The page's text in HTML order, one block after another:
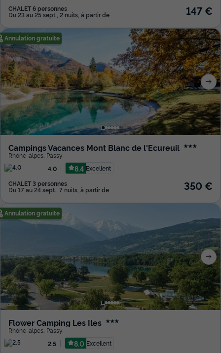
CHALET 6 personnes
Du 23 au 25 sept., 2 nuits, à partir de 147 €
Annulation gratuite
Campings Vacances Mont Blanc de l'Ecureuil ★★★
Rhône-alpes Passy
4.0
8.4 Excellent
CHALET 3 personnes
Du 17 au 24 sept., 7 nuits, à partir de 350 €
Annulation gratuite
Flower Camping Les Iles ★★★
Rhône-alpes Passy
2.5
8.0 Excellent